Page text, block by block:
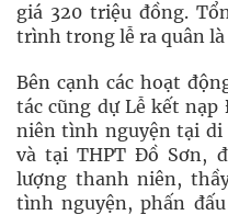
giá 320 triệu đồng.
trình trong lễ ra quân
Bên cạnh các hoạt
tác cũng dự Lễ kết
niên tình nguyện tại di
và tại THPT Đồ Sơn,
lượng thanh niên,
tình nguyện, phấn